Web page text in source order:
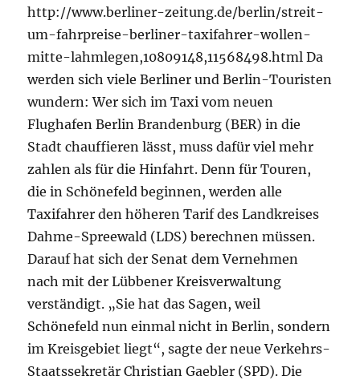
http://www.berliner-zeitung.de/berlin/streit-
um-fahrpreise-berliner-taxifahrer-wollen-
mitte-lahmlegen,10809148,11568498.html Da
werden sich viele Berliner und Berlin-Touristen
wundern: Wer sich im Taxi vom neuen
Flughafen Berlin Brandenburg (BER) in die
Stadt chauffieren lässt, muss dafür viel mehr
zahlen als für die Hinfahrt. Denn für Touren,
die in Schönefeld beginnen, werden alle
Taxifahrer den höheren Tarif des Landkreises
Dahme-Spreewald (LDS) berechnen müssen.
Darauf hat sich der Senat dem Vernehmen
nach mit der Lübbener Kreisverwaltung
verständigt. „Sie hat das Sagen, weil
Schönefeld nun einmal nicht in Berlin, sondern
im Kreisgebiet liegt“, sagte der neue Verkehrs-
Staatssekretär Christian Gaebler (SPD). Die